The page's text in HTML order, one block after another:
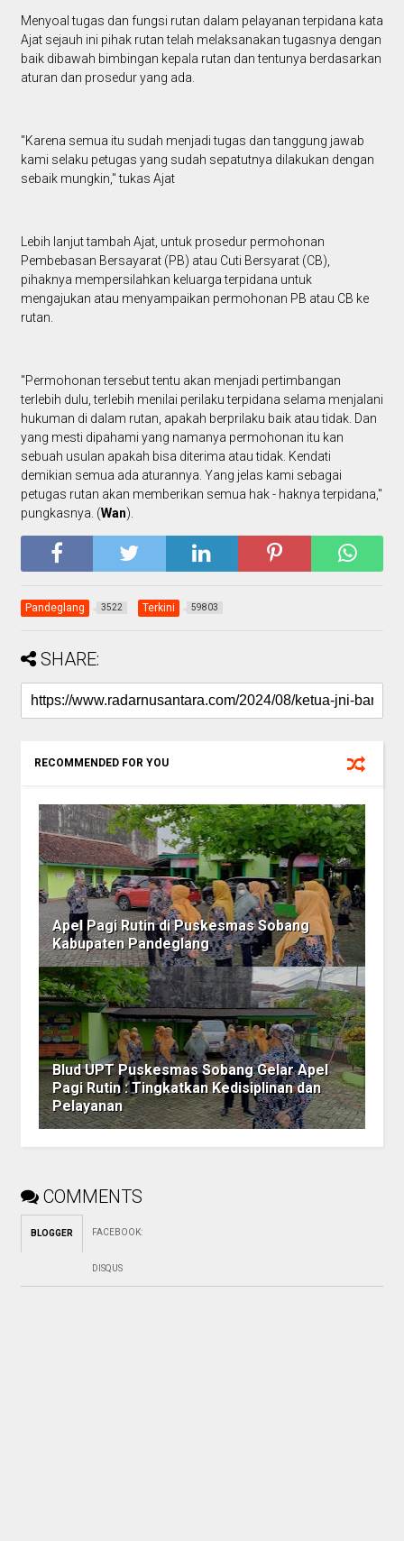
Menyoal tugas dan fungsi rutan dalam pelayanan terpidana kata
Ajat sejauh ini pihak rutan telah melaksanakan tugasnya dengan
baik dibawah bimbingan kepala rutan dan tentunya berdasarkan
aturan dan prosedur yang ada.
"Karena semua itu sudah menjadi tugas dan tanggung jawab
kami selaku petugas yang sudah sepatutnya dilakukan dengan
sebaik mungkin," tukas Ajat
Lebih lanjut tambah Ajat, untuk prosedur permohonan
Pembebasan Bersayarat (PB) atau Cuti Bersyarat (CB),
pihaknya mempersilahkan keluarga terpidana untuk
mengajukan atau menyampaikan permohonan PB atau CB ke
rutan.
"Permohonan tersebut tentu akan menjadi pertimbangan
terlebih dulu, terlebih menilai perilaku terpidana selama menjalani
hukuman di dalam rutan, apakah berprilaku baik atau tidak. Dan
yang mesti dipahami yang namanya permohonan itu kan
sebuah usulan apakah bisa diterima atau tidak. Kendati
demikian semua ada aturannya. Yang jelas kami sebagai
petugas rutan akan memberikan semua hak - haknya terpidana,"
pungkasnya. (Wan).
Pandeglang 3522 Terkini 59803
SHARE:
RECOMMENDED FOR YOU
Apel Pagi Rutin di Puskesmas Sobang
Kabupaten Pandeglang
Blud UPT Puskesmas Sobang Gelar Apel
Pagi Rutin : Tingkatkan Kedisiplinan dan
Pelayanan
COMMENTS
BLOGGER FACEBOOK:
DISQUS